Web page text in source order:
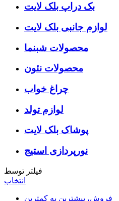
بک دراپ بلک لایت
لوازم جانبی بلک لایت
محصولات شبنما
محصولات نئون
چراغ خواب
لوازم تولد
پوشاک بلک لایت
نورپردازی استیج
فیلتر توسط
انتخاب
فروش، بیشترین به کمترین